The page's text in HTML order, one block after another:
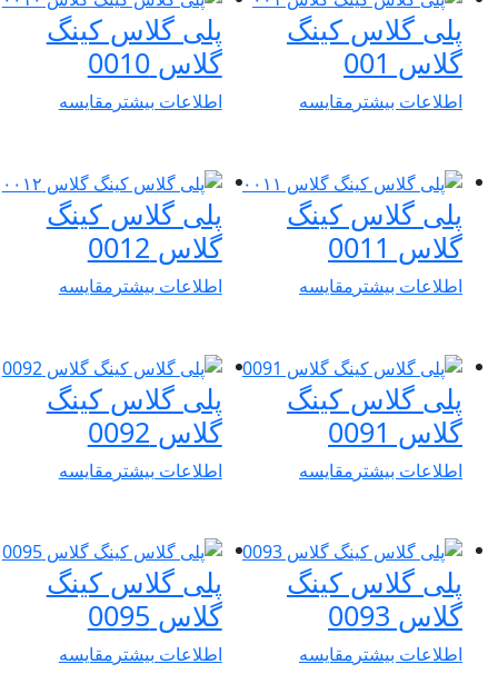
پلی گلاس کینگ
گلاس 001
اطلاعات بیشترمقایسه
پلی گلاس کینگ
گلاس 0010
اطلاعات بیشترمقایسه
پلی گلاس کینگ
گلاس 0011
اطلاعات بیشترمقایسه
پلی گلاس کینگ
گلاس 0012
اطلاعات بیشترمقایسه
پلی گلاس کینگ
گلاس 0091
اطلاعات بیشترمقایسه
پلی گلاس کینگ
گلاس 0092
اطلاعات بیشترمقایسه
پلی گلاس کینگ
گلاس 0093
اطلاعات بیشترمقایسه
پلی گلاس کینگ
گلاس 0095
اطلاعات بیشترمقایسه